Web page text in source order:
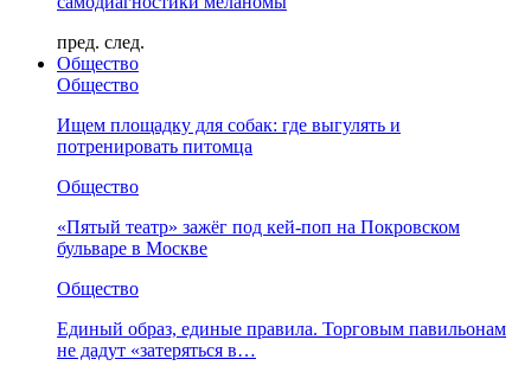
пред. след.
Общество
Общество
Ищем площадку для собак: где выгулять и
потренировать питомца
Общество
«Пятый театр» зажёг под кей-поп на Покровском
бульваре в Москве
Общество
Единый образ, единые правила. Торговым павильонам
не дадут «затеряться в…